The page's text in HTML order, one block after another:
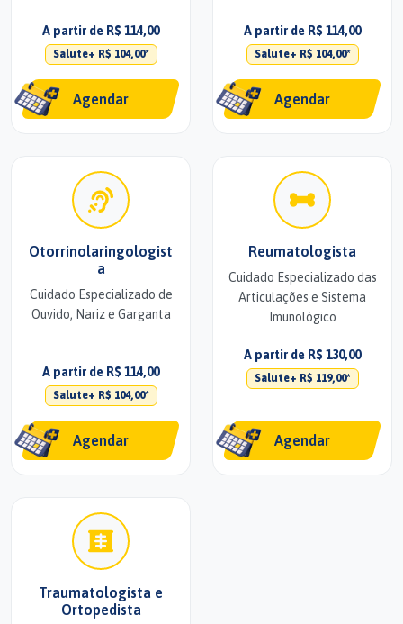
A partir de R$ 114,00
Salute+ R$ 104,00*
Agendar
A partir de R$ 114,00
Salute+ R$ 104,00*
Agendar
Otorrinolaringologist
a
Cuidado Especializado de
Ouvido, Nariz e Garganta
A partir de R$ 114,00
Salute+ R$ 104,00*
Agendar
Reumatologista
Cuidado Especializado das
Articulações e Sistema
Imunológico
A partir de R$ 130,00
Salute+ R$ 119,00*
Agendar
Traumatologista e
Ortopedista